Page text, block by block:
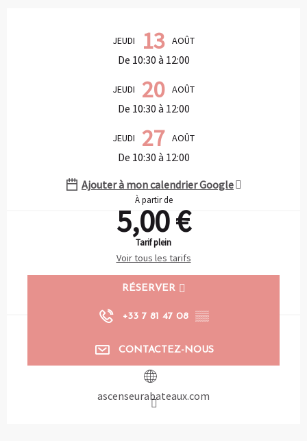
JEUDI 13 AOÛT
De 10:30 à 12:00
JEUDI 20 AOÛT
De 10:30 à 12:00
JEUDI 27 AOÛT
De 10:30 à 12:00
Ajouter à mon calendrier Google
À partir de
5,00 €
Tarif plein
Voir tous les tarifs
RÉSERVER
+33 7 81 47 08 ▒▒
CONTACTEZ-NOUS
ascenseurabateaux.com